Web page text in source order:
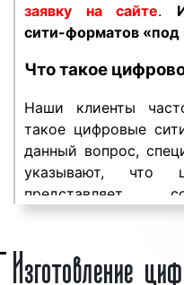
спросом среди
Востребованность
факторов:
хорошая
массовый охват
разнообразие
непрерывное
аудиторию;
Цифровые
эффективным
заявку на сайте.
сити-форматов «под
Что такое
Наши клиенты
такое цифровые
данный вопрос,
указывают, что
представляет
светодиодного
предназначен для
текстовых
Изготовление